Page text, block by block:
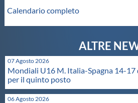
Galleria fotografica
Videogallery
Intranet
Calendario completo
07 Agosto 2026
Mondiali U16 M. Italia-Spagna 14-17
per il quinto posto
06 Agosto 2026